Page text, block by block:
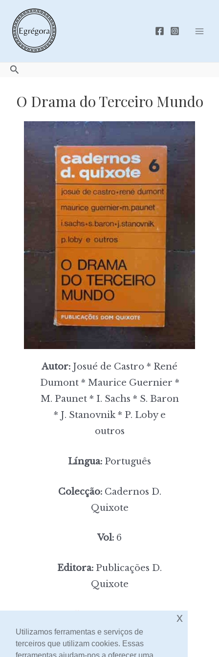
content
Search
O Drama do Terceiro Mundo
Autor: Josué de Castro * René
Dumont * Maurice Guernier *
M. Paunet * I. Sachs * S. Baron
* J. Stanovnik * P. Loby e
outros
Língua: Português
Colecção:Cadernos D.
Quixote
Vol: 6
Editora: Publicações D.
Quixote
[portes incluídos]
Contacto
Utilizamos ferramentas e serviços de
terceiros que utilizam cookies. Essas
x